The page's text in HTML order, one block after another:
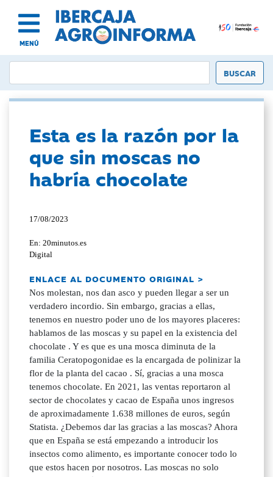
MENÚ
Esta es la razón por la
que sin moscas no
habría chocolate
17/08/2023
En: 20minutos.es
Digital
ENLACE AL DOCUMENTO ORIGINAL >
Nos molestan, nos dan asco y pueden llegar a ser un
verdadero incordio. Sin embargo, gracias a ellas,
tenemos en nuestro poder uno de los mayores placeres:
hablamos de las moscas y su papel en la existencia del
chocolate . Y es que es una mosca diminuta de la
familia Ceratopogonidae es la encargada de polinizar la
flor de la planta del cacao . Sí, gracias a una mosca
tenemos chocolate. En 2021, las ventas reportaron al
sector de chocolates y cacao de España unos ingresos
de aproximadamente 1.638 millones de euros, según
Statista. ¿Debemos dar las gracias a las moscas? Ahora
que en España se está empezando a introducir los
insectos como alimento, es importante conocer todo lo
que estos hacen por nosotros. Las moscas no solo